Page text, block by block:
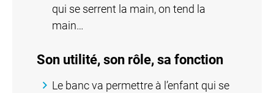
qui se serrent la main, on tend la
main…
Son utilité, son rôle, sa fonction
Le banc va permettre à l’enfant qui se